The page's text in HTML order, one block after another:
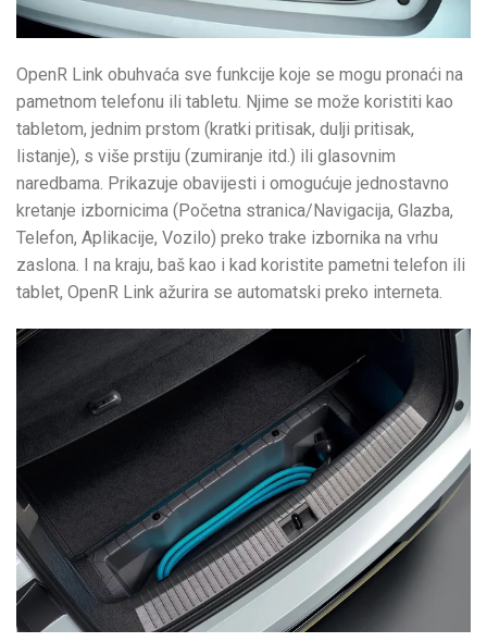
OpenR Link obuhvaća sve funkcije koje se mogu pronaći na
pametnom telefonu ili tabletu. Njime se može koristiti kao
tabletom, jednim prstom (kratki pritisak, dulji pritisak,
listanje), s više prstiju (zumiranje itd.) ili glasovnim
naredbama. Prikazuje obavijesti i omogućuje jednostavno
kretanje izbornicima (Početna stranica/Navigacija, Glazba,
Telefon, Aplikacije, Vozilo) preko trake izbornika na vrhu
zaslona. I na kraju, baš kao i kad koristite pametni telefon ili
tablet, OpenR Link ažurira se automatski preko interneta.